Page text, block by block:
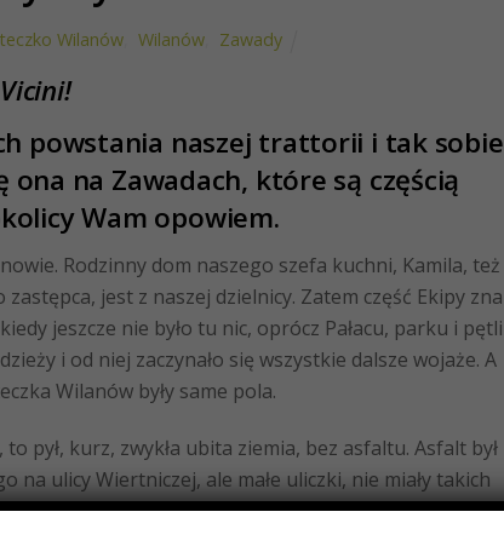
Wilanów, Wilanów, Zawady
icini!
naszej trattorii i tak sobie
ona na Zawadach, które są częścią
Wam opowiem.
Rodzinny dom naszego szefa kuchni, Kamila, też
jest z naszej dzielnicy. Zatem część Ekipy zna
jeszcze nie było tu nic, oprócz Pałacu, parku i pętli
i od niej zaczynało się wszystkie dalsze wojaże. A
Wilanów były same pola.
kurz, zwykła ubita ziemia, bez asfaltu. Asfalt był
na ulicy Wiertniczej, ale małe uliczki, nie miały takich
Czasem ktoś tam mieszkał w willi, ale to były raczej